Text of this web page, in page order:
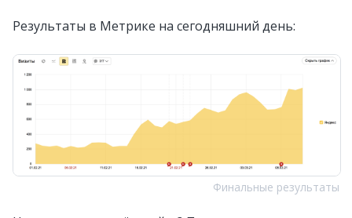
Результаты в Метрике на сегодняшний день:
Финальные результаты